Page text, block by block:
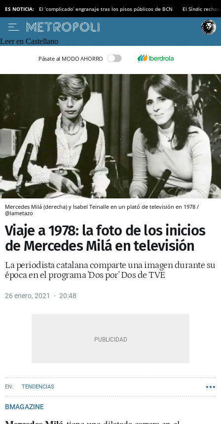
ES NOTICIA: El ‘complicado’ engranaje tras los pisos públicos de BCN El Síndic
Leer en Castellano
Pásate al MODO AHORRO
Mercedes Milá (derecha) y Isabel Teinalle en un plató de televisión en 1978 /
@lametazo
Viaje a 1978: la foto de los inicios
de Mercedes Milá en televisión
La periodista catalana comparte una imagen durante su
época en el programa 'Dos por' Dos de TVE
26 enero, 2021 20:48
TENDENCIAS
BMAGAZINE